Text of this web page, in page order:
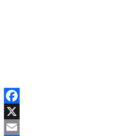
Facebook
X